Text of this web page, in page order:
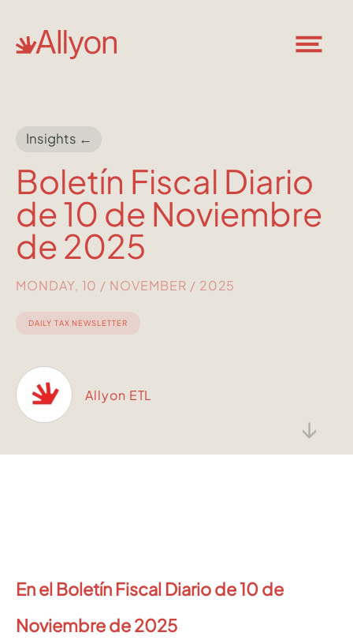
↓
Insights ←
Boletín Fiscal Diario
de 10 de Noviembre
de 2025
MONDAY, 10 / NOVEMBER / 2025
DAILY TAX NEWSLETTER
Allyon ETL
En el Boletín Fiscal Diario de 10 de
Noviembre de 2025